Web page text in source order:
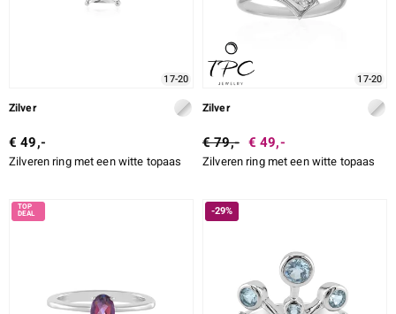
17-20
Zilver
€ 49,-
Zilveren ring met een witte topaas
17-20
Zilver
€ 79,- € 49,-
Zilveren ring met een witte topaas
-29%